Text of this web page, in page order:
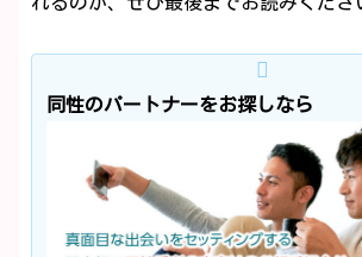
同性のパートナーをお探しなら